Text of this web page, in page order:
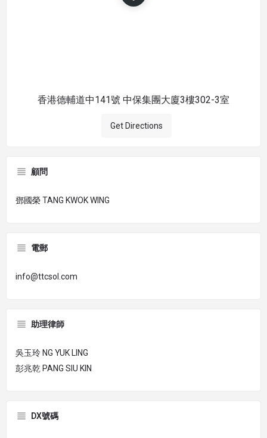
香港德輔道中141號 中保集團大廈3樓302-3室
Get Directions
顧問
鄧國榮 TANG KWOK WING
電郵
info@ttcsol.com
助理律師
吳玉玲 NG YUK LING
彭兆乾 PANG SIU KIN
DX號碼